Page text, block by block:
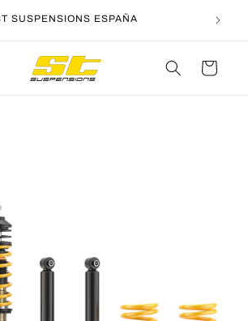
SUSPENSIONS ESPAÑA
Carrito